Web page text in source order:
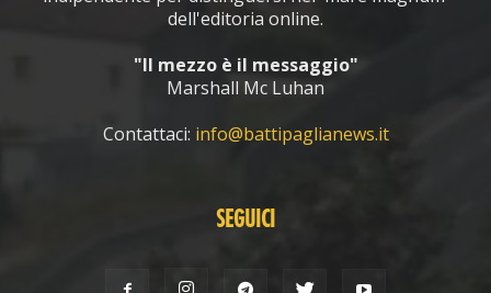
dell'editoria online.
"Il mezzo è il messaggio"
Marshall Mc Luhan
Contattaci: info@battipaglianews.it
SEGUICI